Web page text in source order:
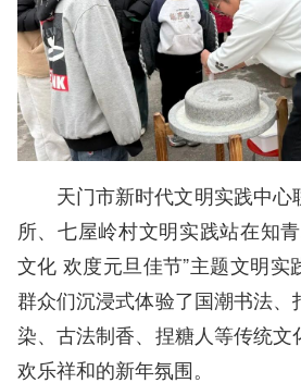
天门市新时代文明实践中
所、七屋岭村文明实践站在知
文化 欢度元旦佳节”主题文明实
群众们沉浸式体验了国潮书法、
染、古法制香、捏糖人等传统文
欢乐祥和的新年氛围。